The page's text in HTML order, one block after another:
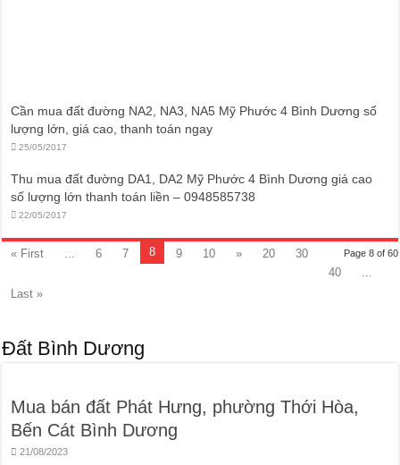
Cần mua đất đường NA2, NA3, NA5 Mỹ Phước 4 Bình Dương số
lượng lớn, giá cao, thanh toán ngay
25/05/2017
Thu mua đất đường DA1, DA2 Mỹ Phước 4 Bình Dương giá cao
số lượng lớn thanh toán liền – 0948585738
22/05/2017
Page 8 of 60
« First ... 6 7 8 9 10 » 20
30
40
...
Last »
Đất Bình Dương
Mua bán đất Phát Hưng, phường Thới Hòa,
Bến Cát Bình Dương
21/08/2023